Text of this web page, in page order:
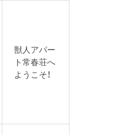
獣人アパー
ト常春荘へ
ようこそ！